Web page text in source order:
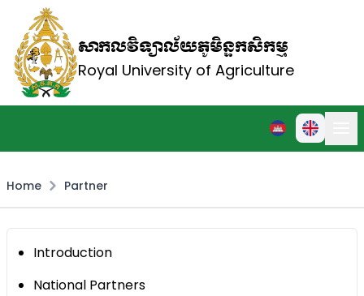
សាកលវិទ្យាល័យភូមិន្ទកសិកម្ម
Royal University of Agriculture
Home Partner
Introduction
National Partners